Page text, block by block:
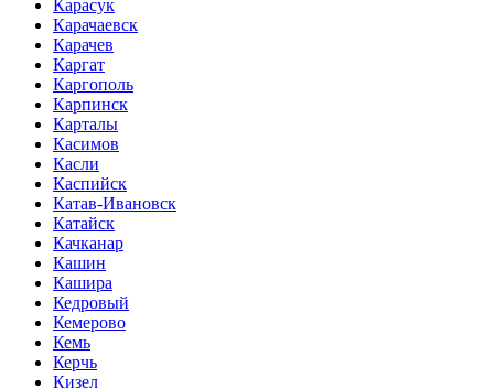
Карасук
Карачаевск
Карачев
Каргат
Каргополь
Карпинск
Карталы
Касимов
Касли
Каспийск
Катав-Ивановск
Катайск
Качканар
Кашин
Кашира
Кедровый
Кемерово
Кемь
Керчь
Кизел